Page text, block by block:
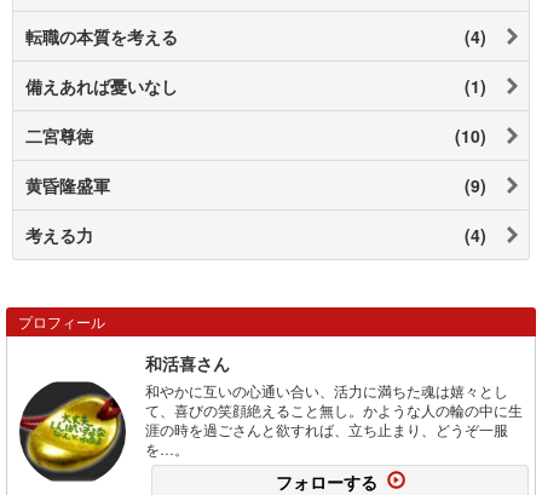
転職の本質を考える (4)
備えあれば憂いなし (1)
二宮尊徳 (10)
黄昏隆盛軍 (9)
考える力 (4)
プロフィール
和活喜さん
和やかに互いの心通い合い、活力に満ちた魂は嬉々とし
て、喜びの笑顔絶えること無し。かような人の輪の中に生
涯の時を過ごさんと欲すれば、立ち止まり、どうぞ一服
を…。
フォローする